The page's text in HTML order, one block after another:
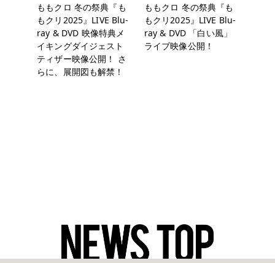
ももクロ 冬の祭典『も
もクリ2025』LIVE Blu-
ray & DVD 映像特典メ
イキングダイジェスト
ティザー映像公開！ さ
らに、展開図も解禁！
ももクロ 冬の祭典『も
もクリ2025』LIVE Blu-
ray & DVD 「白い風」
ライブ映像公開！